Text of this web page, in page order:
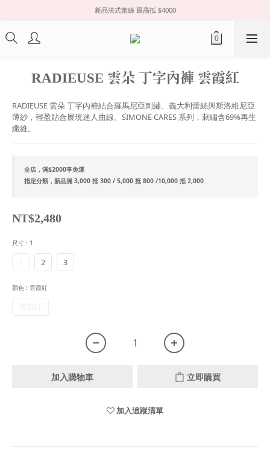
新品法式蕾絲 最高抵 $4000
RADIEUSE 雲朵 丁字內褲 雲霞紅
RADIEUSE 雲朵 丁字內褲結合羅馬尼亞刺繡、義大利蕾絲與斯洛維尼亞
薄紗，輕盈貼合展現迷人曲線。SIMONE CARES 系列，刺繡含69%再生
纖維。
全店，滿$2000享免運
指定分類，新品滿 3,000 抵 300 / 5,000 抵 800 /10,000 抵 2,000
NT$2,480
尺寸 : 1
2 3
顏色 : 雲霞紅
加入購物車 立即購買
加入追蹤清單